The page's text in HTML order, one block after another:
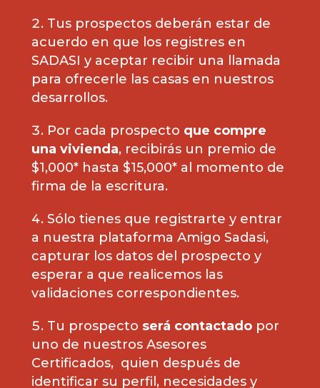
Tus prospectos deberán estar de
acuerdo en que los registres en
SADASI y aceptar recibir una llamada
para ofrecerle las casas en nuestros
desarrollos.
Por cada prospecto que compre
una vivienda, recibirás un premio de
$1,000* hasta $15,000* al momento de
firma de la escritura.
Sólo tienes que registrarte y entrar
a nuestra plataforma Amigo Sadasi,
capturar los datos del prospecto y
esperar a que realicemos las
validaciones correspondientes.
Tu prospecto será contactado por
uno de nuestros Asesores
Certificados, quien después de
identificar su perfil, necesidades y